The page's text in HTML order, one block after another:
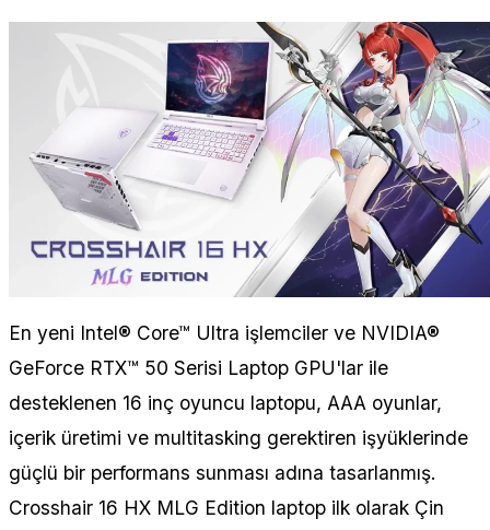
En yeni Intel® Core™ Ultra işlemciler ve NVIDIA®
GeForce RTX™ 50 Serisi Laptop GPU'lar ile
desteklenen 16 inç oyuncu laptopu, AAA oyunlar,
içerik üretimi ve multitasking gerektiren işyüklerinde
güçlü bir performans sunması adına tasarlanmış.
Crosshair 16 HX MLG Edition laptop ilk olarak Çin